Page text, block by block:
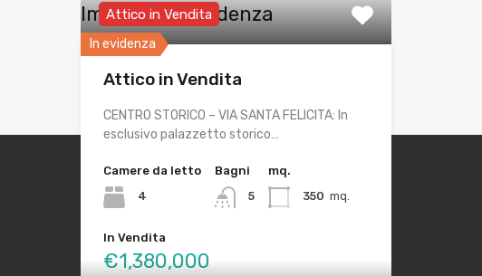
Immobili in Evidenza
In evidenza
Attico in Vendita
Attico in Vendita
CENTRO STORICO – VIA SANTA FELICITA: In
esclusivo palazzetto storico…
Camere da letto
4
Bagni
5
mq.
350 mq.
In Vendita
€1,380,000